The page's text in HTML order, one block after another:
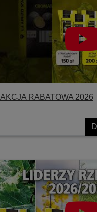
AKCJA RABATOWA 2026